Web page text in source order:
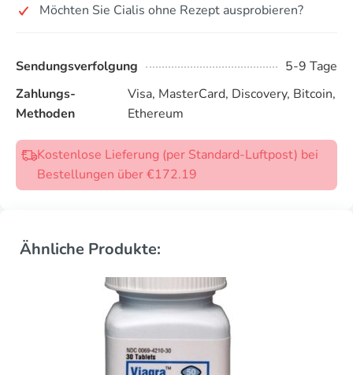
Möchten Sie Cialis ohne Rezept ausprobieren?
Sendungsverfolgung
5-9 Tage
Zahlungs-
Methoden
Visa, MasterCard, Discovery, Bitcoin,
Ethereum
Kostenlose Lieferung (per Standard-Luftpost) bei
Bestellungen über €172.19
Ähnliche Produkte: